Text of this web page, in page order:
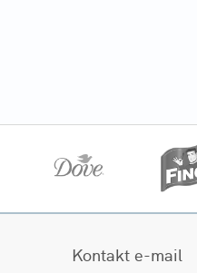
Kontakt e-mail